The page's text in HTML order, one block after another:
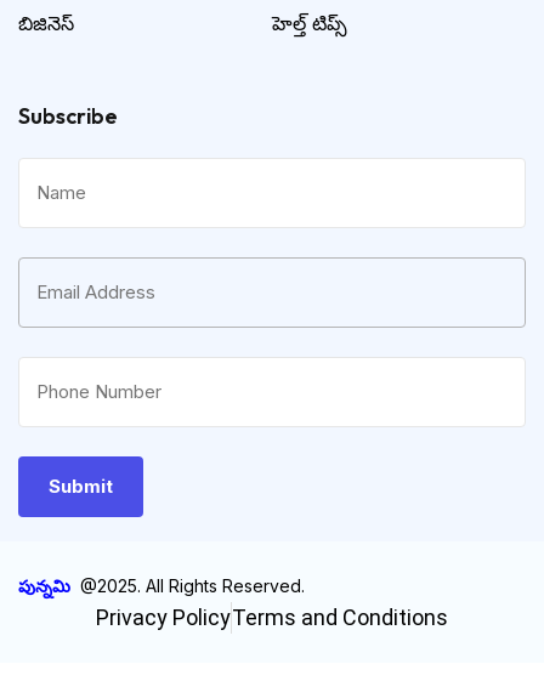
బిజినెస్ హెల్త్ టిప్స్
Subscribe
పున్నమి @2025. All Rights Reserved.
Privacy PolicyTerms and Conditions